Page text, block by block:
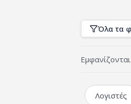
Όλα τα
Εμφανίζονται
Λογιστές